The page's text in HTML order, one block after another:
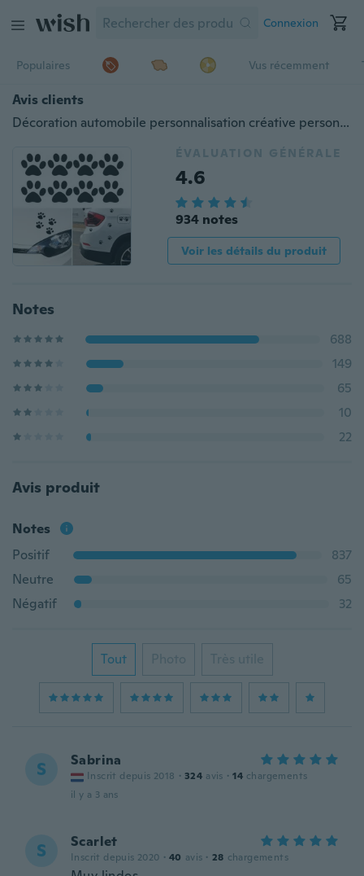
Connexion
Populaires Vus récemment
Avis clients
Décoration automobile personnalisation créative personnalité chat mignon empreinte de patte de voiture empreinte autocollant de voiture
ÉVALUATION GÉNÉRALE
4.6
934 notes
Voir les détails du produit
Notes
688
149
65
10
22
Avis produit
Notes
Positif
837
Neutre
65
Négatif
32
Tout Photo Très utile
S Sabrina
Inscrit depuis 2018 · 324 avis · 14 chargements
il y a 3 ans
S Scarlet
Inscrit depuis 2020 · 40 avis · 28 chargements